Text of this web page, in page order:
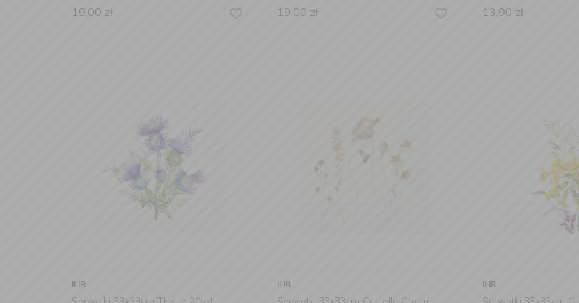
19,00 zł 19,00 zł 13,90 zł
IHR IHR IHR